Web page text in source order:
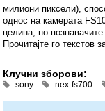
милиони пиксели),
однос на камерата
целина, но
Прочитајте го текстов
Клучни зборови:
sony nex-fs700